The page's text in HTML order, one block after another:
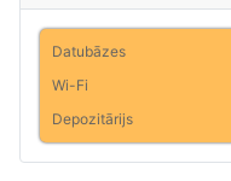
Datubāzes
Wi-Fi
Depozitārijs